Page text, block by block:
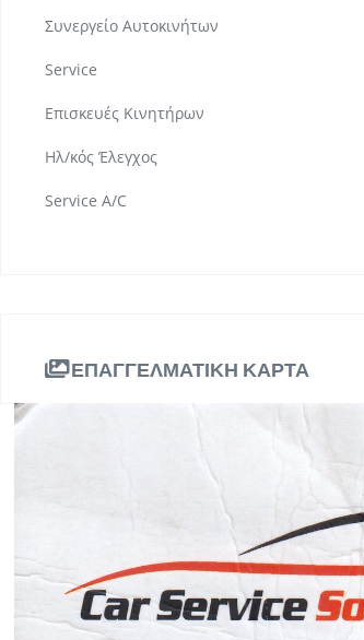
Συνεργείο Αυτοκινήτων
Service
Επισκευές Κινητήρων
Ηλ/κός Έλεγχος
Service A/C
ΕΠΑΓΓΕΛΜΑΤΙΚΗ ΚΑΡΤΑ